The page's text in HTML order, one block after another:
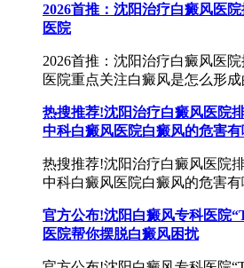
2026首推：沈阳治疗白癜风医
医院
2026首推：沈阳治疗白癜风医
医院重点关注白癜风是怎么形成
热搜推荐!沈阳治疗白癜风医院
中科白癜风医院白癜风的危害
热搜推荐!沈阳治疗白癜风医院
中科白癜风医院白癜风的危害有
官方公布!沈阳白癜风专科医院
医院帮你摆脱白癜风困扰